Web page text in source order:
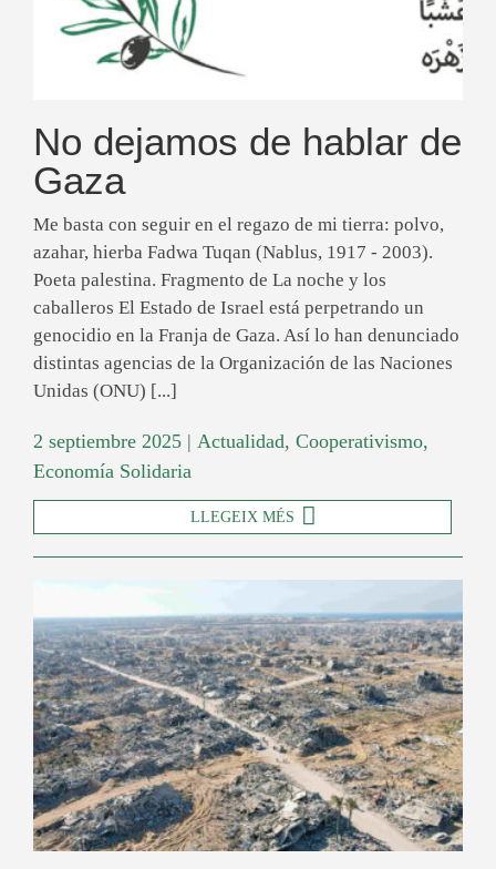
No dejamos de hablar de
Gaza
Me basta con seguir en el regazo de mi tierra: polvo,
azahar, hierba Fadwa Tuqan (Nablus, 1917 - 2003).
Poeta palestina. Fragmento de La noche y los
caballeros El Estado de Israel está perpetrando un
genocidio en la Franja de Gaza. Así lo han denunciado
distintas agencias de la Organización de las Naciones
Unidas (ONU) [...]
2 septiembre 2025 | Actualidad, Cooperativismo,
Economía Solidaria
LLEGEIX MÉS